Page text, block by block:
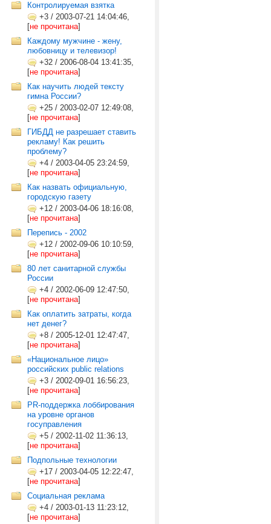
Контролируемая взятка
+3 / 2003-07-21 14:04:46,
[не прочитана]
Каждому мужчине - жену,
любовницу и телевизор!
+32 / 2006-08-04 13:41:35,
[не прочитана]
Как научить людей тексту
гимна России?
+25 / 2003-02-07 12:49:08,
[не прочитана]
ГИБДД не разрешает ставить
рекламу! Как решить
проблему?
+4 / 2003-04-05 23:24:59,
[не прочитана]
Как назвать официальную,
городскую газету
+12 / 2003-04-06 18:16:08,
[не прочитана]
Перепись - 2002
+12 / 2002-09-06 10:10:59,
[не прочитана]
80 лет санитарной службы
России
+4 / 2002-06-09 12:47:50,
[не прочитана]
Как оплатить затраты, когда
нет денег?
+8 / 2005-12-01 12:47:47,
[не прочитана]
«Национальное лицо»
российских public relations
+3 / 2002-09-01 16:56:23,
[не прочитана]
PR-поддержка лоббирования
на уровне органов
госуправления
+5 / 2002-11-02 11:36:13,
[не прочитана]
Подпольные технологии
+17 / 2003-04-05 12:22:47,
[не прочитана]
Социальная реклама
+4 / 2003-01-13 11:23:12,
[не прочитана]